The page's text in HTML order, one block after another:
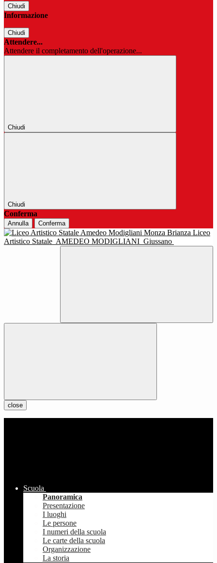
Chiudi
Informazione
Chiudi
Attendere...
Attendere il completamento dell'operazione...
Chiudi
Chiudi
Conferma
Annulla Conferma
Liceo
Artistico Statale AMEDEO MODIGLIANI Giussano
close
Scuola
Panoramica
Presentazione
I luoghi
Le persone
I numeri della scuola
Le carte della scuola
Organizzazione
La storia